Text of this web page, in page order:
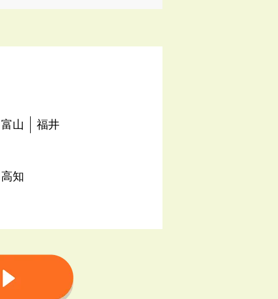
富山 福井
高知